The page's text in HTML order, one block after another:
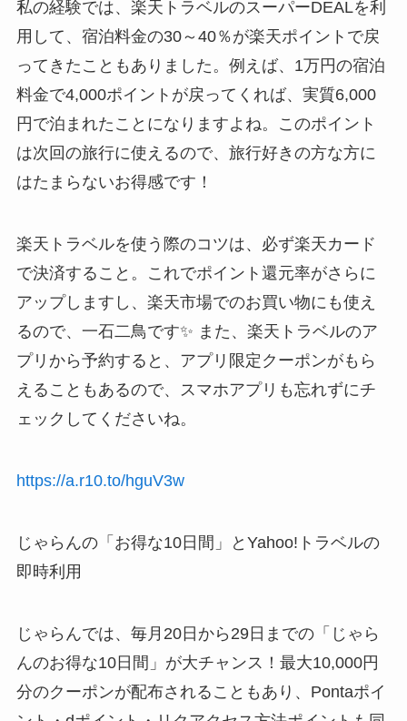
私の経験では、楽天トラベルのスーパーDEALを利
用して、宿泊料金の30～40％が楽天ポイントで戻
ってきたこともありました。例えば、1万円の宿泊
料金で4,000ポイントが戻ってくれば、実質6,000
円で泊まれたことになりますよね。このポイント
は次回の旅行に使えるので、旅行好きの方な方に
はたまらないお得感です！
楽天トラベルを使う際のコツは、必ず楽天カード
で決済すること。これでポイント還元率がさらに
アップしますし、楽天市場でのお買い物にも使え
るので、一石二鳥です✨ また、楽天トラベルのア
プリから予約すると、アプリ限定クーポンがもら
えることもあるので、スマホアプリも忘れずにチ
ェックしてくださいね。
https://a.r10.to/hguV3w
じゃらんの「お得な10日間」とYahoo!トラベルの
即時利用
じゃらんでは、毎月20日から29日までの「じゃら
んのお得な10日間」が大チャンス！最大10,000円
分のクーポンが配布されることもあり、Pontaポイ